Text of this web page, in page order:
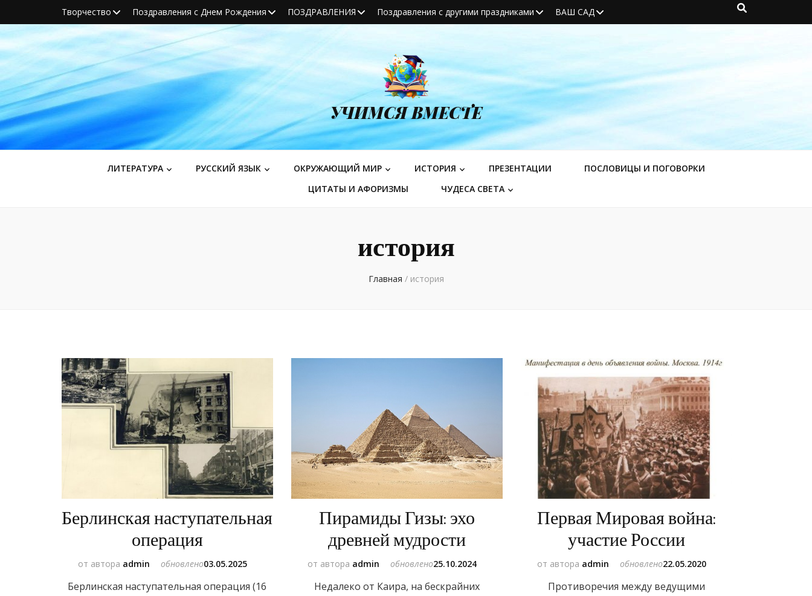
Творчество Поздравления с Днем Рождения ПОЗДРАВЛЕНИЯ Поздравления с другими праздниками ВАШ САД
УЧИМСЯ ВМЕСТЕ
ЛИТЕРАТУРА РУССКИЙ ЯЗЫК ОКРУЖАЮЩИЙ МИР ИСТОРИЯ ПРЕЗЕНТАЦИИ
ПОСЛОВИЦЫ И ПОГОВОРКИ
ЦИТАТЫ И АФОРИЗМЫ
ЧУДЕСА СВЕТА
история
Главная / история
Берлинская наступательная
операция
от автора admin обновлено03.05.2025
Берлинская наступательная операция (16
Пирамиды Гизы: эхо
древней мудрости
от автора admin обновлено25.10.2024
Недалеко от Каира, на бескрайних
Первая Мировая война:
участие России
от автора admin обновлено22.05.2020
Противоречия между ведущими